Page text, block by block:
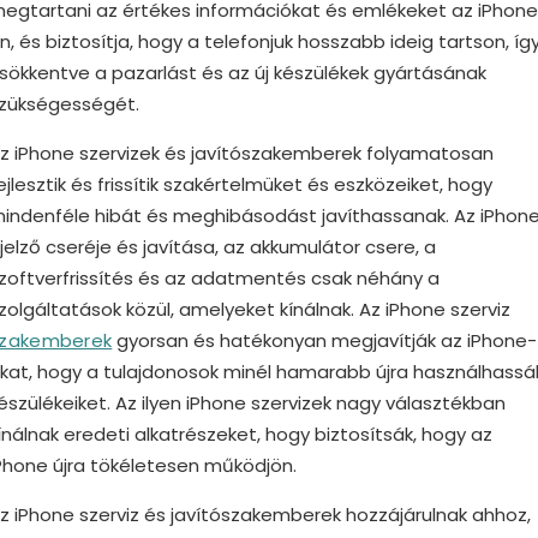
az értékes információkat és emlékeket az
és biztosítja, hogy a telefonjuk hosszabb ideig tartson,
a pazarlást és az új készülékek gyártásának
iPhone szervizek és javítószakemberek folyamatosan
és frissítik szakértelmüket és eszközeiket, hogy
hibát és meghibásodást javíthassanak. Az
cseréje és javítása, az akkumulátor csere, a
és az adatmentés csak néhány a
közül, amelyeket kínálnak. Az iPhone szerviz
gyorsan és hatékonyan megjavítják az iPhone-
hogy a tulajdonosok minél hamarabb újra
Az ilyen iPhone szervizek nagy választékban
eredeti alkatrészeket, hogy biztosítsák, hogy az
újra tökéletesen működjön.
iPhone szerviz és javítószakemberek hozzájárulnak ahhoz,